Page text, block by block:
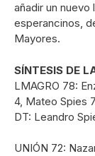
añadir un
esperancinos,
Mayores.
SÍNTESIS DE
LMAGRO 78:
4, Mateo Spies
DT: Leandro
UNIÓN 72: